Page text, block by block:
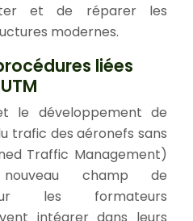
et de réparer les
modernes.
liées
le développement de
trafic des aéronefs sans
Traffic Management)
champ de
les formateurs
intégrer dans leurs